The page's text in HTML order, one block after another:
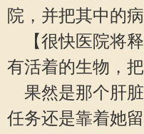
院，并把其中的
【很快医院将
有活着的生物，
果然是那个肝
任务还是靠着她